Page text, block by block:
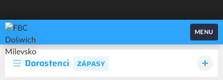
FBC Došwich Milevsko
MENU
Dorostenci ZÁPASY